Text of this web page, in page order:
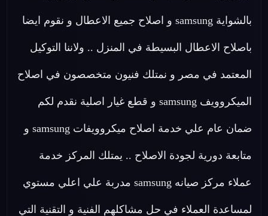
بالشواية samsung و اصلاح جميع الاعطال و نقوم ايضا
باصلاح الاعطال البسيطة في المنزل .. ولاننا التوكيل
المعتمد في مصر و نمتلك فنيون متخصصون في اصلاح
الميكروويف samsung و قطع غيار اصلية نقدم لكم
ضمان عام علي خدمة اصلاح ميكروويفات samsung و
متابعة دورية لجودة الاصلاح .. يمتلك المركز خدمة
عملاء مركز صيانه samsung مدربة علي اعلي مستوي
لمساعدة العملاء في حل مشاكلهم الفنية و التقنية التي